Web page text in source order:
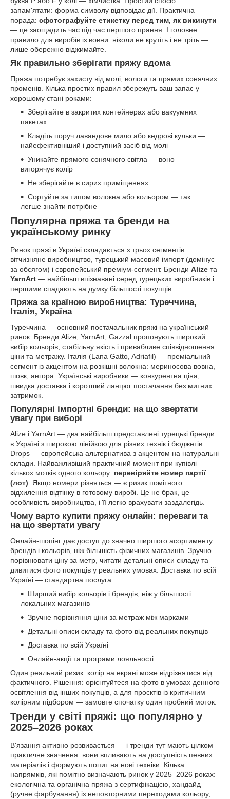
запам'ятати: форма символу відповідає дії. Практична
порада: сфотографуйте етикетку перед тим, як викинути
— це заощадить час під час першого прання. І головне
правило для виробів із вовни: ніколи не крутіть і не тріть —
лише обережно віджимайте.
Як правильно зберігати пряжу вдома
Пряжа потребує захисту від молі, вологи та прямих сонячних
променів. Кілька простих правил збережуть ваш запас у
хорошому стані роками:
Зберігайте в закритих контейнерах або вакуумних
пакетах
Кладіть поруч лавандове мило або кедрові кульки —
найефективніший і доступний засіб від молі
Уникайте прямого сонячного світла — воно
вигорячує колір
Не зберігайте в сирих приміщеннях
Сортуйте за типом волокна або кольором — так
легше знайти потрібне
Популярна пряжа та бренди на
українському ринку
Ринок пряжі в Україні складається з трьох сегментів:
вітчизняне виробництво, турецький масовий імпорт (домінує
за обсягом) і європейський преміум-сегмент. Бренди Alize та
YarnArt — найбільш впізнавані серед турецьких виробників і
першими спадають на думку більшості покупців.
Пряжа за країною виробництва: Туреччина,
Італія, Україна
Туреччина — основний постачальник пряжі на український
ринок. Бренди Alize, YarnArt, Gazzal пропонують широкий
вибір кольорів, стабільну якість і привабливе співвідношення
ціни та метражу. Італія (Lana Gatto, Adriafil) — преміальний
сегмент із акцентом на розкішні волокна: мериносова вовна,
шовк, ангора. Українські виробники — конкурентна ціна,
швидка доставка і коротший ланцюг постачання без митних
затримок.
Популярні імпортні бренди: на що звертати
увагу при виборі
Alize і YarnArt — два найбільш представлені турецькі бренди
в Україні з широкою лінійкою для різних технік і бюджетів.
Drops — європейська альтернатива з акцентом на натуральні
склади. Найважливіший практичний момент при купівлі
кількох мотків одного кольору: перевіряйте номер партії
(лот) . Якщо номери різняться — є ризик помітного
відхилення відтінку в готовому виробі. Це не брак, це
особливість виробництва, і її легко врахувати заздалегідь.
Чому варто купити пряжу онлайн: переваги та
на що звертати увагу
Онлайн-шопінг дає доступ до значно ширшого асортименту
брендів і кольорів, ніж більшість фізичних магазинів. Зручно
порівнювати ціну за метр, читати детальні описи складу та
дивитися фото покупців у реальних умовах. Доставка по всій
Україні — стандартна послуга.
Ширший вибір кольорів і брендів, ніж у більшості
локальних магазинів
Зручне порівняння ціни за метраж між марками
Детальні описи складу та фото від реальних покупців
Доставка по всій Україні
Онлайн-акції та програми лояльності
Один реальний ризик: колір на екрані може відрізнятися від
фактичного. Рішення: орієнтуйтеся на фото в умовах денного
освітлення від інших покупців, а для проєктів із критичним
колірним підбором — замовте спочатку один пробний моток.
Тренди у світі пряжі: що популярно у
2025–2026 роках
В'язання активно розвивається — і тренди тут мають цілком
практичне значення: вони впливають на доступність певних
матеріалів і формують попит на нові техніки. Кілька
напрямків, які помітно визначають ринок у 2025–2026 роках:
екологічна та органічна пряжа з сертифікацією, хандайд
(ручне фарбування) із неповторними переходами кольору,